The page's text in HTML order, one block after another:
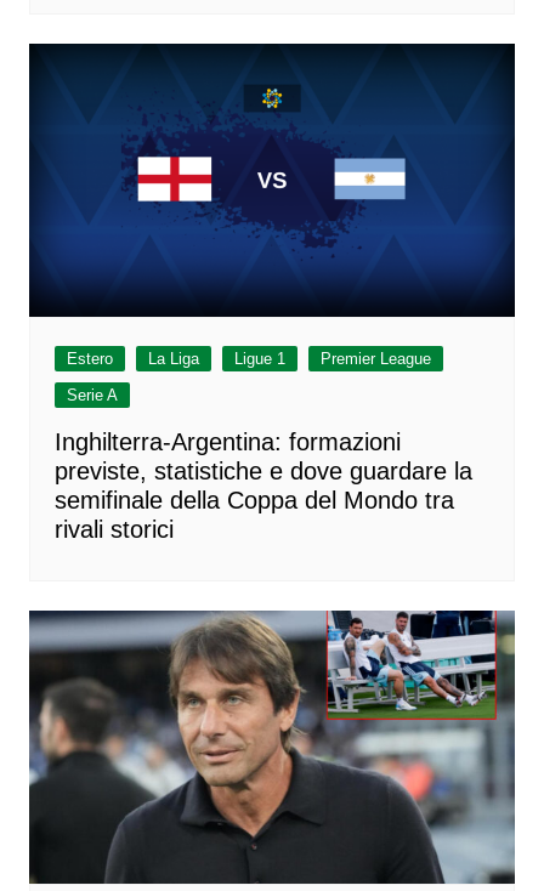
Estero La Liga Ligue 1
Premier League
Serie A
Inghilterra-Argentina: formazioni
previste, statistiche e dove guardare la
semifinale della Coppa del Mondo tra
rivali storici